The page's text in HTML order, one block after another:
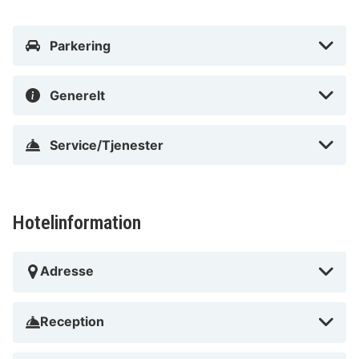
I Karlsruhe (Karlsruhe Stadtmitte)
Parkering
Generelt
Service/Tjenester
Hotelinformation
Adresse
Reception